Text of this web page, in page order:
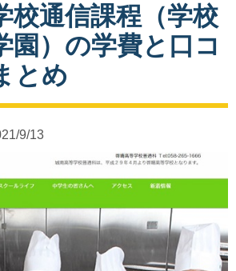
校通信課程（学校
園）の学費と口コ
とめ
9/13